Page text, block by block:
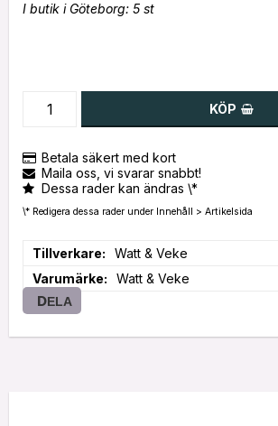
I butik i Göteborg: 5 st
KÖP
Betala säkert med kort
Maila oss, vi svarar snabbt!
Dessa rader kan ändras \*
\* Redigera dessa rader under Innehåll > Artikelsida
Tillverkare
Watt & Veke
Varumärke
Watt & Veke
DELA